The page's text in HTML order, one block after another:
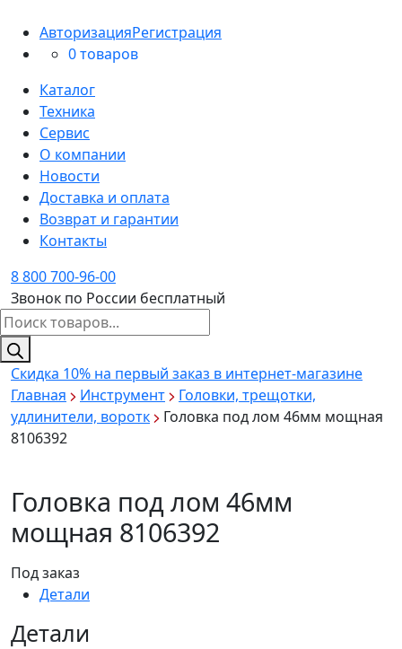
АвторизацияРегистрация
0 товаров
Каталог
Техника
Сервис
О компании
Новости
Доставка и оплата
Возврат и гарантии
Контакты
8 800 700-96-00
Звонок по России бесплатный
Поиск
товаров
Скидка 10% на первый заказ в интернет-магазине
Главная
Инструмент
Головки, трещотки,
удлинители, воротк
Головка под лом 46мм мощная
8106392
Головка под лом 46мм
мощная 8106392
Под заказ
Детали
Детали